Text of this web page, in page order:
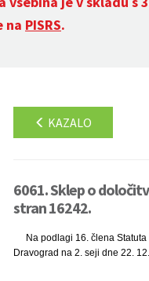
na PISRS.
KAZALO
6061. Sklep o
stran 16242.
Na podlagi 16. člena
Dravograd na 2. seji dne 22.